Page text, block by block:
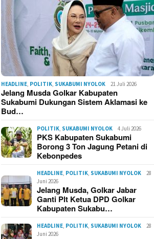
HEADLINE, POLITIK, SUKABUMI NYOLOK 21 Juli 2026
Jelang Musda Golkar Kabupaten
Sukabumi Dukungan Sistem Aklamasi ke
Bud…
POLITIK, SUKABUMI NYOLOK 4 Juli 2026
PKS Kabupaten Sukabumi
Borong 3 Ton Jagung Petani di
Kebonpedes
HEADLINE, POLITIK, SUKABUMI NYOLOK
28
Juni 2026
Jelang Musda, Golkar Jabar
Ganti Plt Ketua DPD Golkar
Kabupaten Sukabu…
HEADLINE, POLITIK, SUKABUMI NYOLOK
28
Juni 2026